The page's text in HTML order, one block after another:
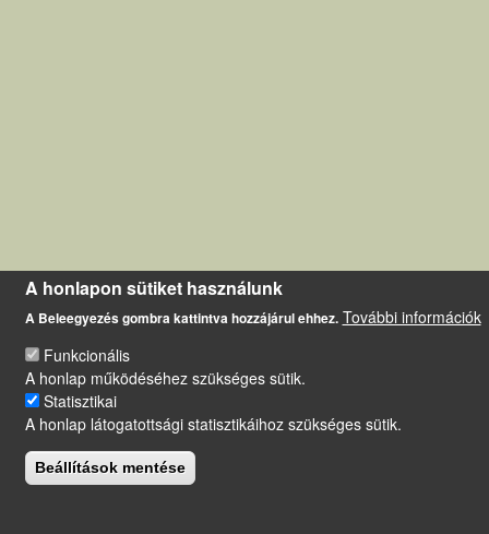
A honlapon sütiket használunk
A Beleegyezés gombra kattintva hozzájárul ehhez. További információk
Funkcionális
A honlap működéséhez szükséges sütik.
Statisztikai
A honlap látogatottsági statisztikáihoz szükséges sütik.
Beállítások mentése